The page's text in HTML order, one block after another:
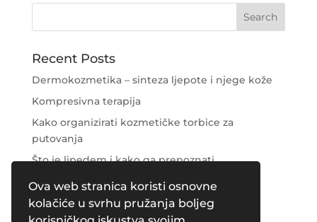
Ova web stranica koristi osnovne
kolačiće u svrhu pružanja boljeg
Recent Posts
Dermokozmetika – sinteza ljepote i njege kože
Kompresivna terapija
Kako organizirati kozmetičke torbice za
putovanja
Što je lipedem i kako ga prepoznati
Njega područja oko očiju
Recent Comments